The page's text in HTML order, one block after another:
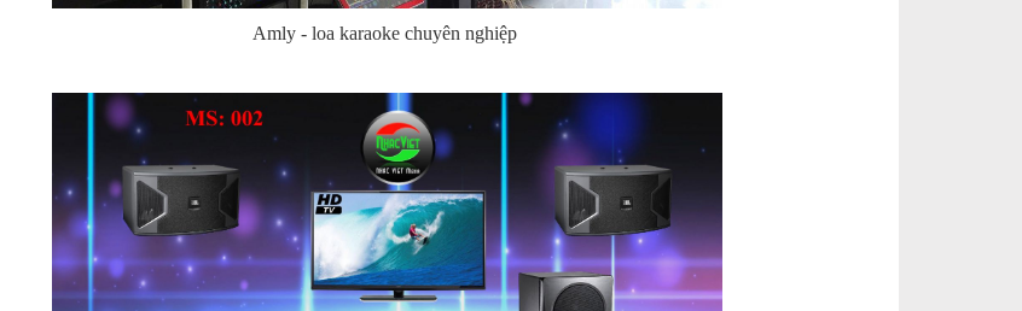
Amly - loa karaoke chuyên nghiệp